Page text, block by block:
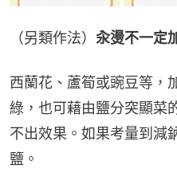
（另類作法） 汆燙不一定
西蘭花、蘆筍或豌豆等，
綠，也可藉由鹽分突顯菜
不出效果。如果考量到減
鹽。